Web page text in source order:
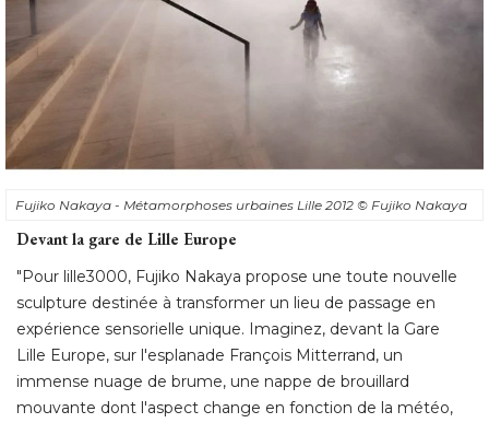
Fujiko Nakaya - Métamorphoses urbaines Lille 2012 © Fujiko Nakaya
Devant la gare de Lille Europe
"Pour lille3000, Fujiko Nakaya propose une toute nouvelle
sculpture destinée à transformer un lieu de passage en
expérience sensorielle unique. Imaginez, devant la Gare
Lille Europe, sur l'esplanade François Mitterrand, un
immense nuage de brume, une nappe de brouillard
mouvante dont l'aspect change en fonction de la météo,